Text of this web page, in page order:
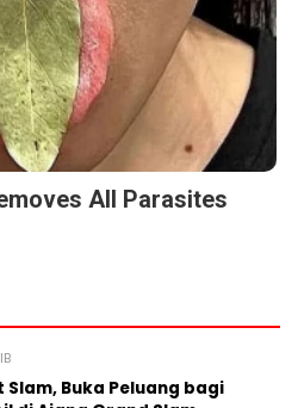
All Parasites
Slam, Buka Peluang bagi